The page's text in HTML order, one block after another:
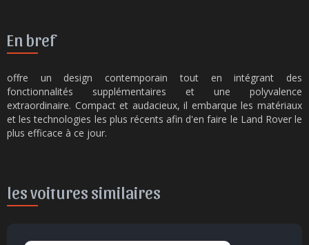
En bref
offre un design contemporain tout en intégrant des
fonctionnalités supplémentaires et une polyvalence
extraordinaire. Compact et audacieux, il embarque les matériaux
et les technologies les plus récents afin d'en faire le Land Rover le
plus efficace à ce jour.
les voitures similaires